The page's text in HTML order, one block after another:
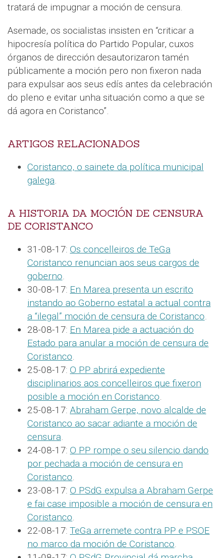
tratará de impugnar a moción de censura.
Asemade, os socialistas insisten en “criticar a
hipocresía política do Partido Popular, cuxos
órganos de dirección desautorizaron tamén
públicamente a moción pero non fixeron nada
para expulsar aos seus edís antes da celebración
do pleno e evitar unha situación como a que se
dá agora en Coristanco”.
ARTIGOS RELACIONADOS
Coristanco, o sainete da política municipal
galega
A HISTORIA DA MOCIÓN DE CENSURA
DE CORISTANCO
31-08-17: Os concelleiros de TeGa
Coristanco renuncian aos seus cargos de
goberno
30-08-17: En Marea presenta un escrito
instando ao Goberno estatal a actual contra
a “ilegal” moción de censura de Coristanco
28-08-17: En Marea pide a actuación do
Estado para anular a moción de censura de
Coristanco
25-08-17: O PP abrirá expediente
disciplinarios aos concelleiros que fixeron
posible a moción en Coristanco
25-08-17: Abraham Gerpe, novo alcalde de
Coristanco ao sacar adiante a moción de
censura
24-08-17: O PP rompe o seu silencio dando
por pechada a moción de censura en
Coristanco
23-08-17: O PSdG expulsa a Abraham Gerpe
e fai case imposible a moción de censura en
Coristanco
22-08-17: TeGa arremete contra PP e PSOE
no marco da moción de Coristanco